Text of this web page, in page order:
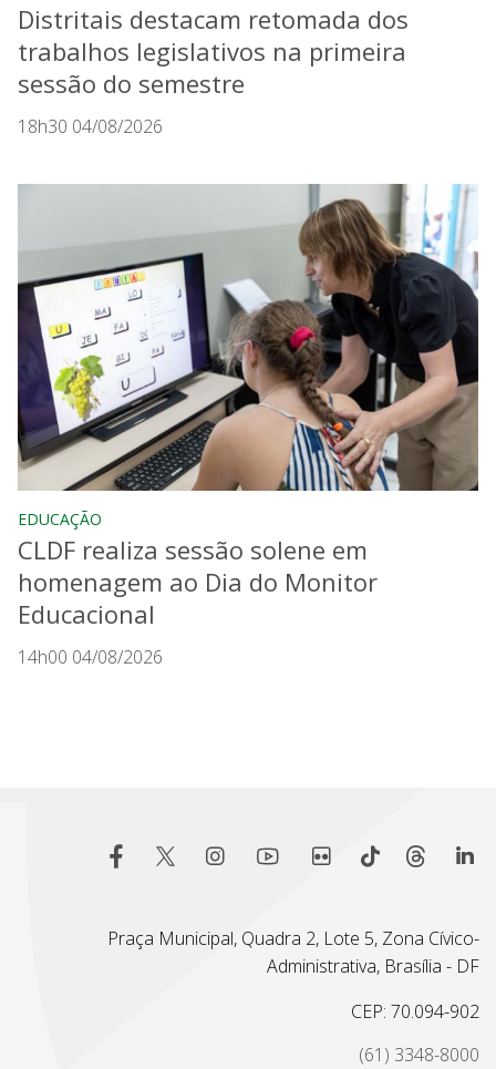
Distritais destacam retomada dos
trabalhos legislativos na primeira
sessão do semestre
18h30 04/08/2026
EDUCAÇÃO
CLDF realiza sessão solene em
homenagem ao Dia do Monitor
Educacional
14h00 04/08/2026
Praça Municipal, Quadra 2, Lote 5, Zona Cívico-
Administrativa, Brasília - DF
CEP: 70.094-902
(61) 3348-8000